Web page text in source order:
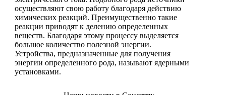
осуществляют свою работу благодаря действию
химических реакций. Преимущественно такие
реакции приводят к делению определенных
веществ. Благодаря этому процессу выделяется
большое количество полезной энергии.
Устройства, предназначенные для получения
энергии определенного рода, называют ядерными
установками.